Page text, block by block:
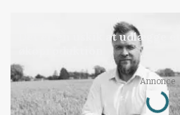
Det er en uskik at udlægge
Annonce
Loading...